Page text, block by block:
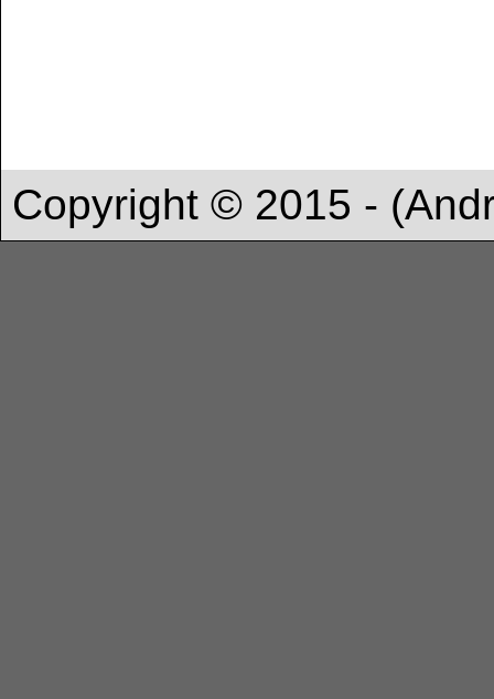
Copyright © 2015 -